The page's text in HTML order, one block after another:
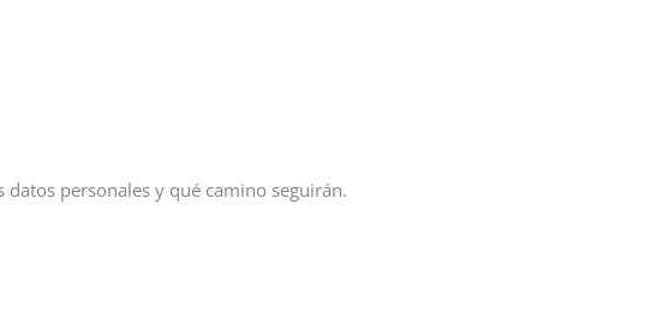
personales y qué camino seguirán.